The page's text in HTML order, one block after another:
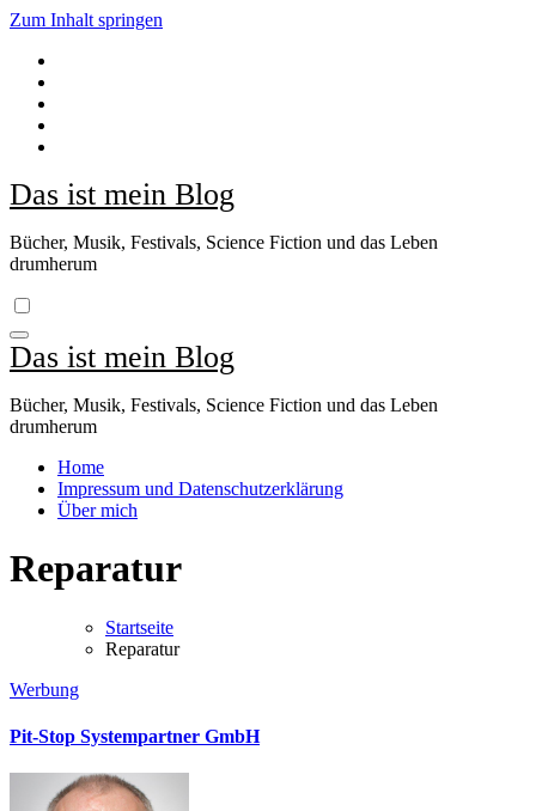
Zum Inhalt springen
Das ist mein Blog
Bücher, Musik, Festivals, Science Fiction und das Leben
drumherum
Das ist mein Blog
Bücher, Musik, Festivals, Science Fiction und das Leben
drumherum
Home
Impressum und Datenschutzerklärung
Über mich
Reparatur
Startseite
Reparatur
Werbung
Pit-Stop Systempartner GmbH